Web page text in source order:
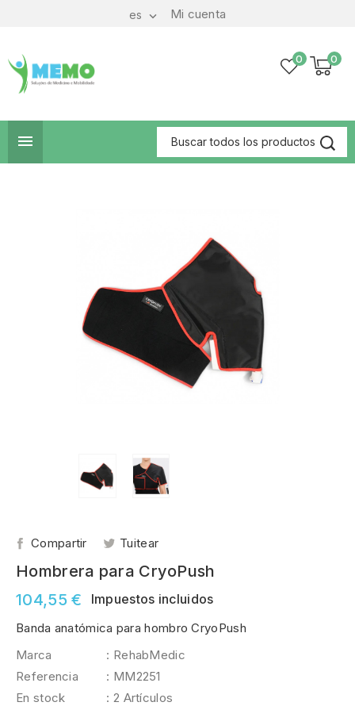
Mi cuenta
es 
0
0

Compartir Tuitear
Hombrera para CryoPush
104,55 €
Impuestos incluidos
Banda anatómica para hombro CryoPush
Marca
: RehabMedic
Referencia
: MM2251
En stock
: 2 Artículos